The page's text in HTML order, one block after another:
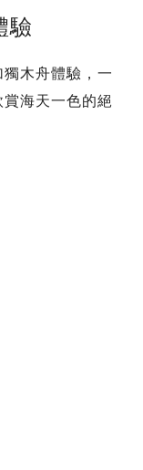
驗
木舟體驗，一
海天一色的絕